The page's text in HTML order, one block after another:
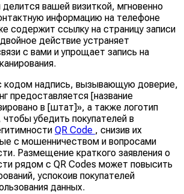
вашей визиткой, мгновенно
информацию на телефоне
содержит ссылку на страницу записи
действие устраняет
с вами и упрощает запись на
кодом надпись, вызывающую доверие,
предоставляется [название
в [штат]», а также логотип
убедить покупателей в
QR Code , снизив их
с мошенничеством и вопросами
Размещение краткого заявления о
рядом с QR Codes может повысить
успокоив покупателей
данных.